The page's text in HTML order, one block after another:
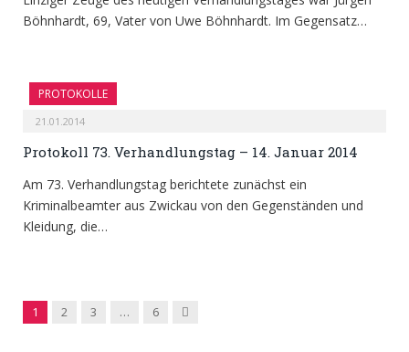
Böhnhardt, 69, Vater von Uwe Böhnhardt. Im Gegensatz…
PROTOKOLLE
21.01.2014
Protokoll 73. Verhandlungstag – 14. Januar 2014
Am 73. Verhandlungstag berichtete zunächst ein
Kriminalbeamter aus Zwickau von den Gegenständen und
Kleidung, die…
1 2 3 … 6 Next